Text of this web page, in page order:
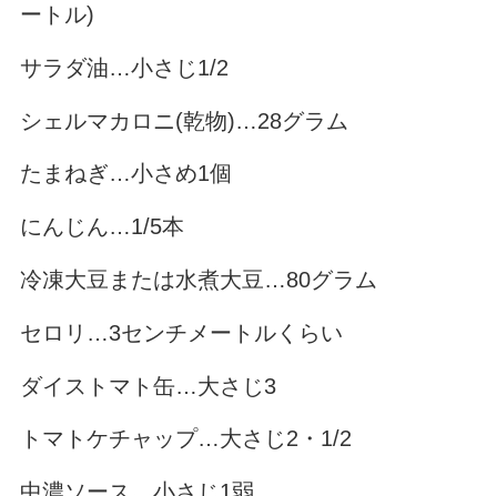
ートル)
サラダ油…小さじ1/2
シェルマカロニ(乾物)…28グラム
たまねぎ…小さめ1個
にんじん…1/5本
冷凍大豆または水煮大豆…80グラム
セロリ…3センチメートルくらい
ダイストマト缶…大さじ3
トマトケチャップ…大さじ2・1/2